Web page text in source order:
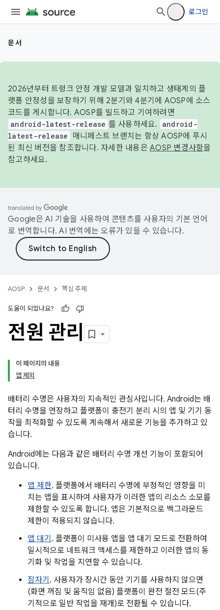
로그인
문서
2026년부터 트렁크 안정 개발 모델과 일치하고 생태계의 플
랫폼 안정성을 보장하기 위해 2분기와 4분기에 AOSP에 소스
코드를 게시합니다. AOSP를 빌드하고 기여하려면
android-latest-release 를 사용하세요.
android-
latest-release
매니페스트 브랜치는 항상 AOSP에 푸시
된 최신 버전을 참조합니다. 자세한 내용은 AOSP 변경사항을
참고하세요.
Google은 AI 기술을 사용하여 콘텐츠를 사용자의 기본 언어
로 번역합니다. AI 번역에는 오류가 있을 수 있습니다.
AOSP 문서 핵심 주제
도움이 되었나요?
전원 관리
이 페이지의 내용
앱 제외
배터리 수명은 사용자의 지속적인 관심사입니다. Android는 배
터리 수명을 연장하고 플랫폼이 충전기 분리 시의 앱 및 기기 동
작을 최적화할 수 있도록 계속해서 새로운 기능을 추가하고 있
습니다.
Android에는 다음과 같은 배터리 수명 개선 기능이 포함되어
있습니다.
앱 제한. 플랫폼에서 배터리 수명에 부정적인 영향을 미
치는 앱을 표시하여 사용자가 이러한 앱의 리소스 소모를
제한할 수 있도록 합니다. 앱은 기본적으로 백그라운드
제한이 적용되지 않습니다.
앱 대기 . 플랫폼이 미사용 앱을 앱 대기 모드로 전환하여
일시적으로 네트워크 액세스를 제한하고 이러한 앱의 동
기화 및 작업을 지연할 수 있습니다.
잠자기 . 사용자가 장시간 동안 기기를 사용하지 않으면
(화면 꺼짐 및 움직임 없음) 플랫폼이 완전 절전 모드(주
기적으로 일반 작업을 재개)로 전환될 수 있습니다.